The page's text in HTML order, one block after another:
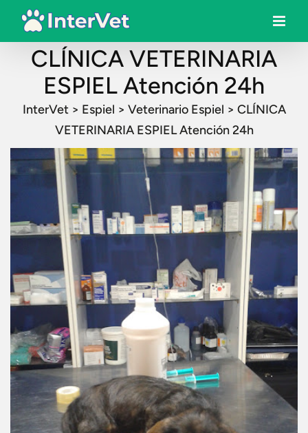
CLÍNICA VETERINARIA
ESPIEL Atención 24h
InterVet> Espiel > Veterinario Espiel > CLÍNICA
VETERINARIA ESPIEL Atención 24h